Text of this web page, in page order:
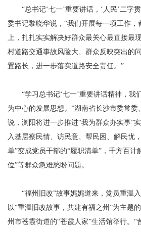
“总书记‘七一’重要讲话，‘人民’二字
委书记黎晓华说，“我们开展每一项工作
上，扎扎实实解决好群众最关心最直接最
村道路交通事故风险大、群众反映突出的
置路长，进一步落实道路安全责任。”
“学习总书记‘七一’重要讲话精神，我
为中心的发展思想。”湖南省长沙市委常
说，浏阳将进一步推进“我为群众办实事”
入基层察民情、访民意、帮民困、解民忧
单”变成党员干部的“履职清单”，千方百计
位”等群众急难愁盼问题。
“福州旧改”故事娓娓道来，党员重温
以“重温旧改故事，共建有福之州”为主题
州市苍霞街道的“苍霞人家”生活馆举行。“